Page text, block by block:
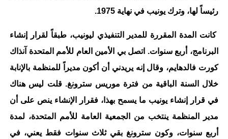
رئيساً لها، وترك يونيب في نهاية 1975.
كانت المدة المقررة للمدير التنفيذي ليونيب، طبقاً لقرار إنشاء
البرنامج، أربع سنوات. اتصل بي الأمين العام للأمم المتحدة آنذاك
كورت فالدهايم، وقال إنه يريدني أن أكون مديراً للمنظمة بالإنابة
خلال السنة الباقية من فترة موريس سترونغ. قلت ليس هناك
في قرار إنشاء يونيب ما يسمح بهذا، فقرار الإنشاء ينص على أن
مدير المنظمة ينتخب من الجمعية العامة للأمم المتحدة، لمدة
أربع سنوات، وكون سترونغ بقي ثلاث سنوات فقط يعني، في